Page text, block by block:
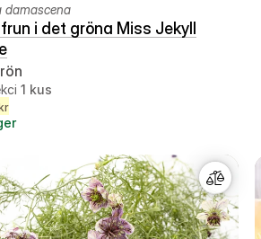
damascena
i det gröna Miss Jekyll
1 kus